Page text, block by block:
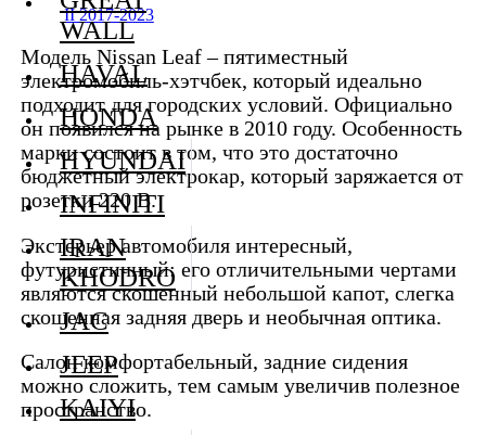
II 2017-2023
Модель Nissan Leaf – пятиместный
электромобиль-хэтчбек, который идеально
подходит для городских условий. Официально
он появился на рынке в 2010 году. Особенность
марки состоит в том, что это достаточно
бюджетный электрокар, который заряжается от
розетки 220 В.
Экстерьер автомобиля интересный,
футуристичный: его отличительными чертами
являются скошенный небольшой капот, слегка
скошенная задняя дверь и необычная оптика.
Салон комфортабельный, задние сидения
можно сложить, тем самым увеличив полезное
пространство.
WALL
HAVAL
HONDA
HYUNDAI
INFINITI
IRAN
KHODRO
JAC
JEEP
KAIYI